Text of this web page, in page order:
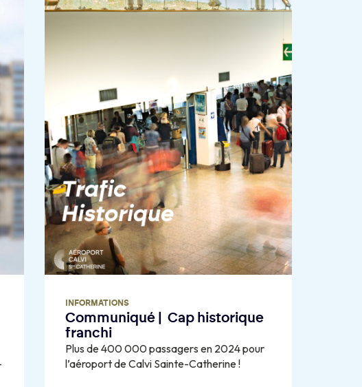
INFORMATIONS
Communiqué | Cap historique
franchi
Plus de 400 000 passagers en 2024 pour
l’aéroport de Calvi Sainte-Catherine !